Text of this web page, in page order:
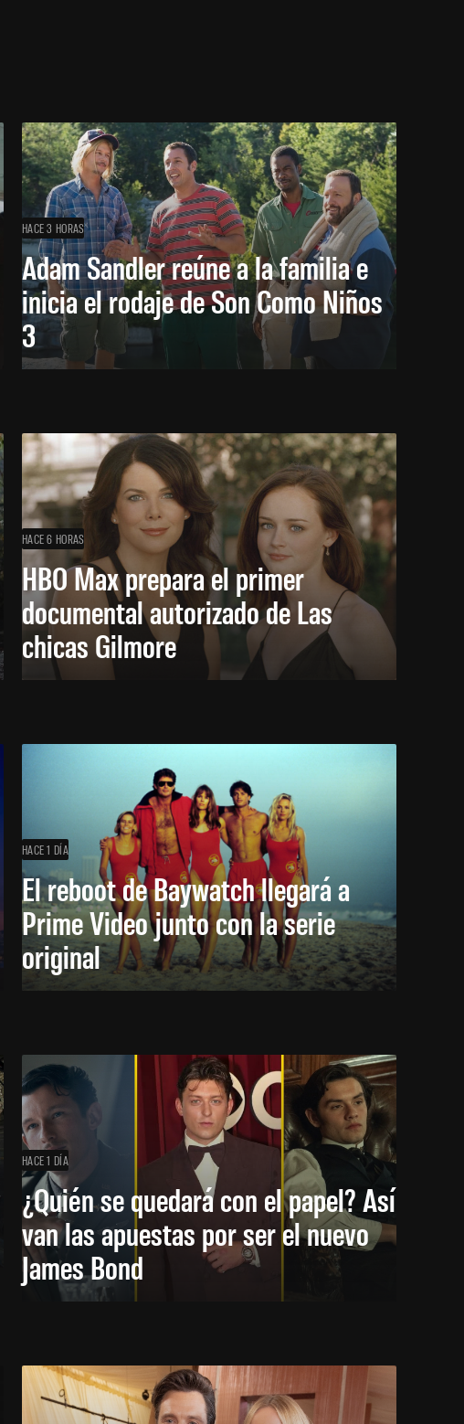
HACE 3 HORAS
Adam Sandler reúne a la familia e
inicia el rodaje de Son Como Niños
3
HACE 6 HORAS
HBO Max prepara el primer
documental autorizado de Las
chicas Gilmore
HACE 1 DÍA
El reboot de Baywatch llegará a
Prime Video junto con la serie
original
HACE 1 DÍA
¿Quién se quedará con el papel? Así
van las apuestas por ser el nuevo
James Bond